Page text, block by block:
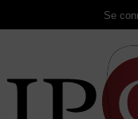
Se